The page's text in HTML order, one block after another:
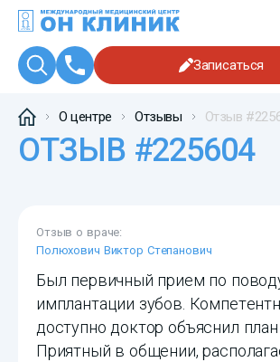
Записаться
О центре Отзывы Отзыв
ОТЗЫВ #225604
Отзыв о враче:
Полюхович Виктор Степанович
Был первичный прием по
имплантации зубов.
доступно доктор объяснил план
Приятный в общении,